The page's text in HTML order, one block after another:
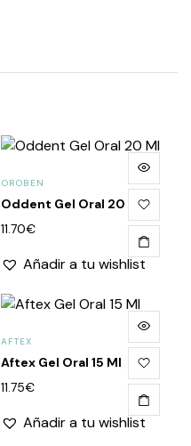
OROBEN
Oddent Gel Oral 20 Ml
11.70€
Añadir a tu wishlist
AFTEX
Aftex Gel Oral 15 Ml
11.75€
Añadir a tu wishlist